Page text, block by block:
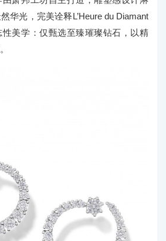
华光，完美诠释L’Heure du Diamant
美学：仅甄选至臻璀璨钻石，以精